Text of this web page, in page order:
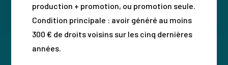
production + promotion, ou promotion seule.
Condition principale : avoir généré au moins
300 € de droits voisins sur les cinq dernières
années.